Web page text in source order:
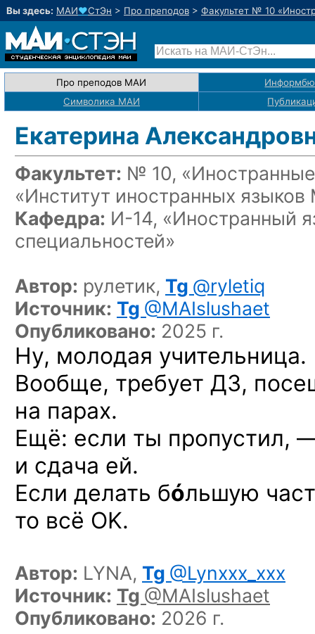
Вы здесь: МАИ♥СтЭн > Про преподов > Факультет № 10
Про преподов МАИ
Символика МАИ
Екатерина
Факультет: № 10,
«Институт иностранных
Кафедра: И-14, «Иностранный
специальностей»
Автор: рулетик, Tg @ryletiq
Источник: Tg @MAIslushaet
Опубликовано: 2025 г.
Ну, молодая учительница.
Вообще, требует ДЗ,
на парах.
Ещё: если ты пропустил,
и сдача ей.
Если делать бóльшую
то всё OK.
Автор: LYNA, Tg @Lynxxx_xxx
Источник: Tg @MAIslushaet
Опубликовано: 2026 г.